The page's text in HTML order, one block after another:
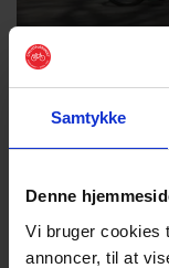
Samtykke
Denne
Vi bruger cookies
annoncer, til at
Oversigt
løsninger
leasing- og